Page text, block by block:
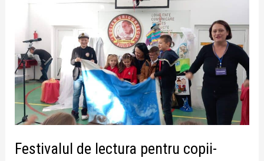
Festivalul de lectura pentru copii-
lectura
pentru
copii-
NARATIV